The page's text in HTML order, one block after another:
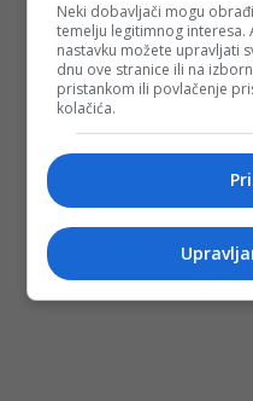
Neki dobavljači mogu
temelju legitimnog interesa.
nastavku možete upravljati
dnu ove stranice ili na
pristankom ili povlačenje
kolačića.